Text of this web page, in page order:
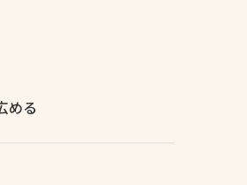
める